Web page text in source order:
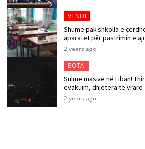
VENDI
Shumë pak shkolla e
aparatet për pastrimin e
2 years ago
BOTA
Sulme masive në Liban!
evakuim, dhjetëra të vrarë
2 years ago